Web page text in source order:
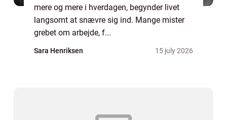
mere og mere i hverdagen, begynder livet
langsomt at snævre sig ind. Mange mister
grebet om arbejde, f...
Sara Henriksen 15 july 2026